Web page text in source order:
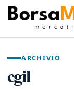
ARCHIVIO
cgil